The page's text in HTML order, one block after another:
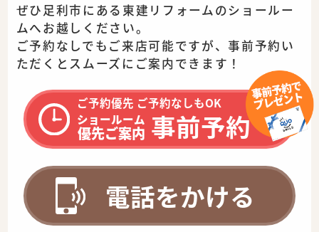
ぜひ足利市にある東建リフォームのショールー
ムへお越しください。
ご予約なしでもご来店可能ですが、事前予約い
ただくとスムーズに ご案内できます！
ご予約優先 ご予約なしもOK
ショールーム
優先ご案内 事前予約
電話をかける